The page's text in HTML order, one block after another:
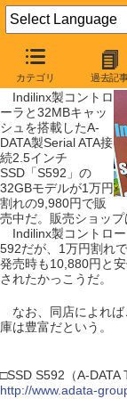
カテゴリ 過去記
【 2009年8月1日号 】
Indilinxチップの
Indilinx製コントロ
ーラと32MBキャッ
シュを搭載したA-
DATA製Serial ATA接
続2.5インチ
SSD「S592」の
32GBモデルが1万円
割れの9,980円で販
売中だ。販売ショップ
Indilinx製コントロー
592だが、1万円割れ
発売時も10,880円と
されたかっこうだ。
なお、同店によれば
庫は豊富だという。
□SSD S592（A-DATA
http://www.adata-